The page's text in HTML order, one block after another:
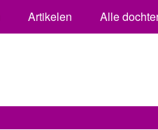
Artikelen Alle